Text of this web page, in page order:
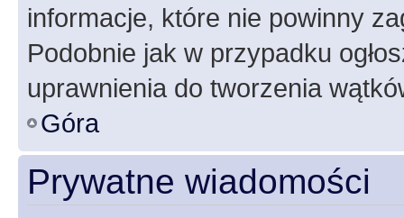
informacje, które nie powinny
Podobnie jak w przypadku
uprawnienia do tworzenia
Góra
Prywatne wiadomości